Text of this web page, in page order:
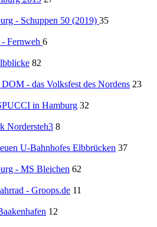
- Schuppen 50 (2019) 35
Fernweh 6
82
- das Volksfest des Nordens 23
in Hamburg 32
Nordersteh3 8
U-Bahnhofes Elbbrücken 37
- MS Bleichen 62
- Groops.de 11
12